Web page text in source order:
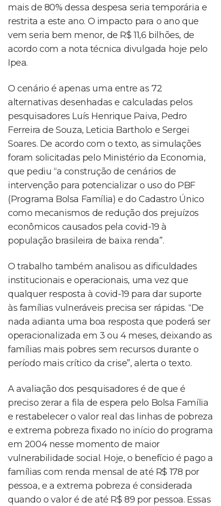
mais de 80% dessa despesa seria temporária e
restrita a este ano. O impacto para o ano que
vem seria bem menor, de R$ 11,6 bilhões, de
acordo com a nota técnica divulgada hoje pelo
Ipea.
O cenário é apenas uma entre as 72
alternativas desenhadas e calculadas pelos
pesquisadores Luís Henrique Paiva, Pedro
Ferreira de Souza, Leticia Bartholo e Sergei
Soares. De acordo com o texto, as simulações
foram solicitadas pelo Ministério da Economia,
que pediu “a construção de cenários de
intervenção para potencializar o uso do PBF
(Programa Bolsa Família) e do Cadastro Único
como mecanismos de redução dos prejuízos
econômicos causados pela covid-19 à
população brasileira de baixa renda”.
O trabalho também analisou as dificuldades
institucionais e operacionais, uma vez que
qualquer resposta à covid-19 para dar suporte
às famílias vulneráveis precisa ser rápidas. “De
nada adianta uma boa resposta que poderá ser
operacionalizada em 3 ou 4 meses, deixando as
famílias mais pobres sem recursos durante o
período mais crítico da crise”, alerta o texto.
A avaliação dos pesquisadores é de que é
preciso zerar a fila de espera pelo Bolsa Família
e restabelecer o valor real das linhas de pobreza
e extrema pobreza fixado no início do programa
em 2004 nesse momento de maior
vulnerabilidade social. Hoje, o benefício é pago a
famílias com renda mensal de até R$ 178 por
pessoa, e a extrema pobreza é considerada
quando o valor é de até R$ 89 por pessoa. Essas